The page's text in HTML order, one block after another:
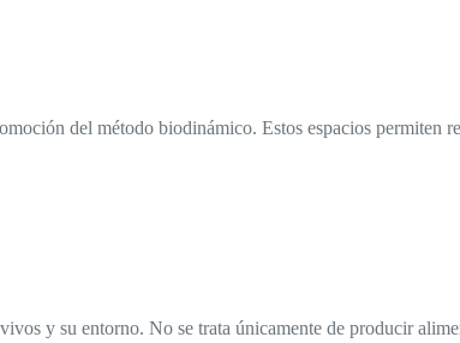
del método biodinámico. Estos espacios permiten
y su entorno. No se trata únicamente de producir